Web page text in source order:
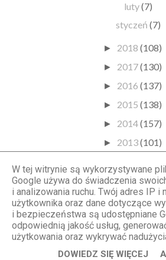
luty(7)
styczeń (7)
► 2018 (108)
► 2017(130)
► 2016 (137)
► 2015 (138)
► 2014(157)
► 2013(101)
►2011(44)
►2010(16)
© StylOly . Wszystkie prawa
WebLove.pl
W tej witrynie są wykorzystywane
Google używa do świadczenia
i analizowania ruchu. Twój adres IP i
użytkownika oraz dane dotyczące
i bezpieczeństwa są udostępniane
odpowiednią jakość usług,
użytkowania oraz wykrywać
DOWIEDZ SIĘ WIĘCEJ